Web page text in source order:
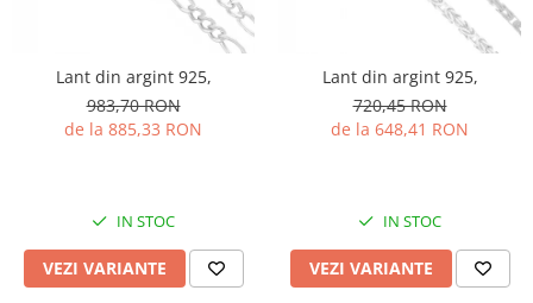
Lant din argint 925,
983,70 RON
de la 885,33 RON
IN STOC
VEZI VARIANTE
Lant din argint 925,
720,45 RON
de la 648,41 RON
IN STOC
VEZI VARIANTE